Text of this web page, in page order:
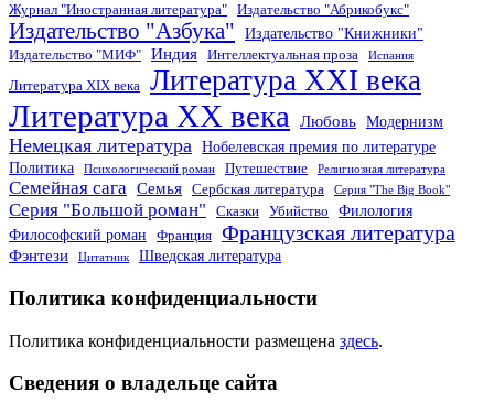
Журнал "Иностранная литература"
Издательство "Абрикобукс"
Издательство "Азбука" Издательство "Книжники"
Издательство "МИФ" Индия Интеллектуальная проза Испания
Литература XIX века Литература XXI века
Литература XX века Любовь Модернизм
Немецкая литература Нобелевская премия по литературе
Политика
Психологический роман Путешествие Религиозная литература
Семейная сага Семья Сербская литература Серия "The Big Book"
Серия "Большой роман" Сказки Убийство
Филология
Философский роман
Франция Французская литература
Фэнтези Цитатник Шведская литература
Политика конфиденциальности
Политика конфиденциальности размещена здесь.
Сведения о владельце сайта